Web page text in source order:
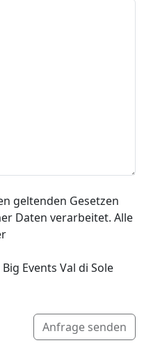
geltenden Gesetzen
Daten verarbeitet. Alle
Events Val di Sole
Anfrage senden